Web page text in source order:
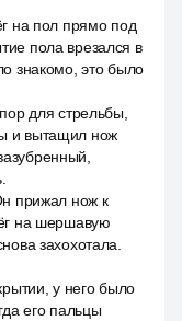
на пол прямо под
пола врезался в
знакомо, это было
для стрельбы,
и вытащил нож
прижал нож к
на шершавую
захохотала.
у него было
его пальцы